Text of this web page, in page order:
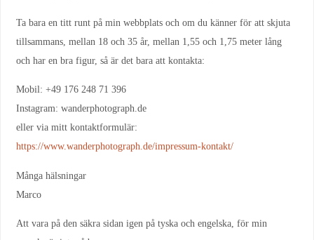
Ta bara en titt runt på min webbplats och om du känner för att skjuta
tillsammans, mellan 18 och 35 år, mellan 1,55 och 1,75 meter lång
och har en bra figur, så är det bara att kontakta:
Mobil: +49 176 248 71 396
Instagram: wanderphotograph.de
eller via mitt kontaktformulär:
https://www.wanderphotograph.de/impressum-kontakt/
Många hälsningar
Marco
Att vara på den säkra sidan igen på tyska och engelska, för min